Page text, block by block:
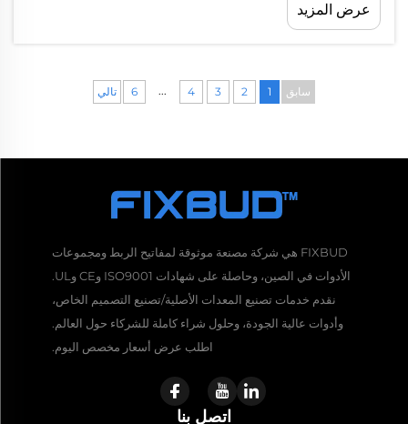
الإصلاح...
عرض المزيد
سابق 1
2
3
4
...
6 تالي
FIXBUD هي شركة مصنعة موثوقة لمفاتيح الربط ومجموعات
الأدوات في الصين، وحاصلة على شهادات ISO9001 وCE وUL.
نقدم خدمات تصنيع المعدات الأصلية/تصنيع التصميم الخاص،
وأدوات عالية الجودة، وحلول شراء كاملة للشركاء حول العالم.
اطلب عرض أسعار مخصص اليوم.
اتصل بنا